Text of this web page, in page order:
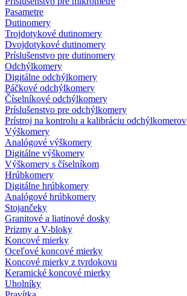
Pasametre
Dutinomery
Trojdotykové dutinomery
Dvojdotykové dutinomery
Príslušenstvo pre dutinomery
Odchýlkomery
Digitálne odchýlkomery
Páčkové odchýlkomery
Číselníkové odchýlkomery
Príslušenstvo pre odchýlkomery
Prístroj na kontrolu a kalibráciu odchýlkomerov
Výškomery
Analógové výškomery
Digitálne výškomery
Výškomery s číselníkom
Hrúbkomery
Digitálne hrúbkomery
Analógové hrúbkomery
Stojančeky
Granitové a liatinové dosky
Prizmy a V-bloky
Koncové mierky
Oceľové koncové mierky
Koncové mierky z tvrdokovu
Keramické koncové mierky
Uholníky